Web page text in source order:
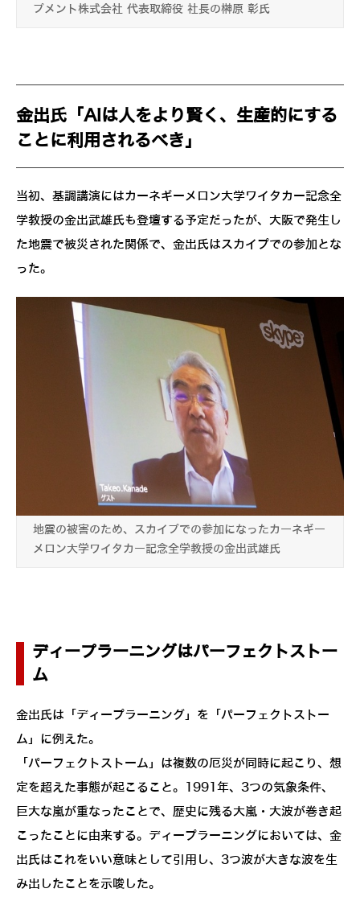
プメント株式会社 代表取締役 社長の榊原 彰氏
金出氏「AIは人をより賢く、生産的にする
ことに利用されるべき」
当初、基調講演にはカーネギーメロン大学ワイタカー記念全
学教授の金出武雄氏も登壇する予定だったが、大阪で発生し
た地震で被災された関係で、金出氏はスカイプでの参加とな
った。
地震の被害のため、スカイプでの参加になったカーネギー
メロン大学ワイタカー記念全学教授の金出武雄氏
ディープラーニングはパーフェクトストー
ム
金出氏は「ディープラーニング」を「パーフェクトストー
ム」に例えた。
「パーフェクトストーム」は複数の厄災が同時に起こり、想
定を超えた事態が起こること。1991年、3つの気象条件、
巨大な嵐が重なったことで、歴史に残る大嵐・大波が巻き起
こったことに由来する。ディープラーニングにおいては、金
出氏はこれをいい意味として引用し、3つ波が大きな波を生
み出したことを示唆した。